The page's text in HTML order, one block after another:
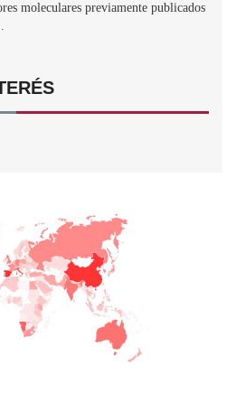
moleculares previamente publicados